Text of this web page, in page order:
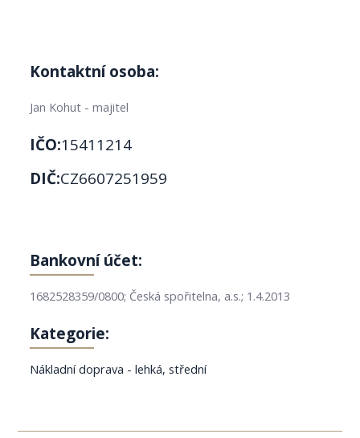
Kontaktní osoba:
Jan Kohut - majitel
IČO:15411214
DIČ:CZ6607251959
Bankovní účet:
1682528359/0800; Česká spořitelna, a.s.; 1.4.2013
Kategorie:
Nákladní doprava - lehká, střední